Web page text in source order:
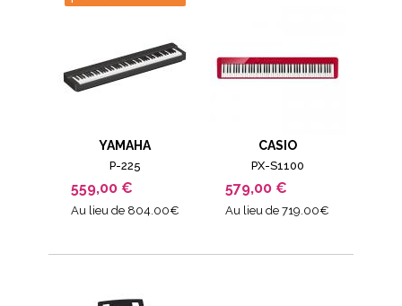
YAMAHA
P-225
559,00 €
Au lieu de 804.00€
CASIO
PX-S1100
579,00 €
Au lieu de 719.00€